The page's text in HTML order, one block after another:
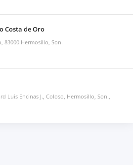
Costa de Oro
83000 Hermosillo, Son.
Luis Encinas J., Coloso, Hermosillo, Son.,